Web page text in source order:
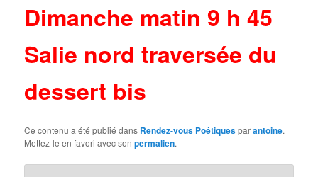
Dimanche matin 9 h 45
Salie nord traversée du
dessert bis
Ce contenu a été publié dans Rendez-vous Poétiquesparantoine.
Mettez-le en favori avec sonpermalien.